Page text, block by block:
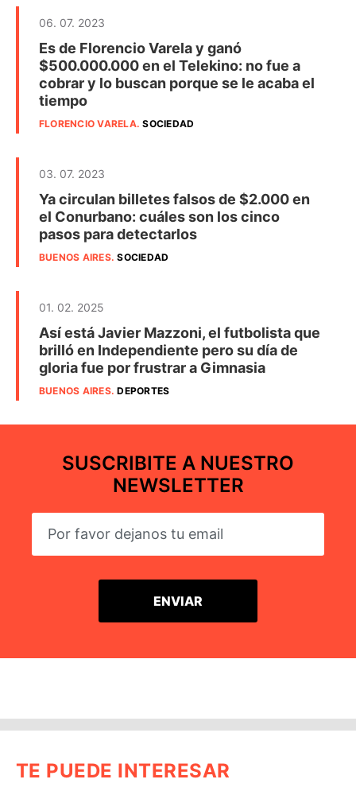
06. 07. 2023
Es de Florencio Varela y ganó
$500.000.000 en el Telekino: no fue a
cobrar y lo buscan porque se le acaba el
tiempo
FLORENCIO VARELA.SOCIEDAD
03. 07. 2023
Ya circulan billetes falsos de $2.000 en
el Conurbano: cuáles son los cinco
pasos para detectarlos
BUENOS AIRES.SOCIEDAD
01. 02. 2025
Así está Javier Mazzoni, el futbolista que
brilló en Independiente pero su día de
gloria fue por frustrar a Gimnasia
BUENOS AIRES.DEPORTES
SUSCRIBITE A NUESTRO
NEWSLETTER
TE PUEDE INTERESAR